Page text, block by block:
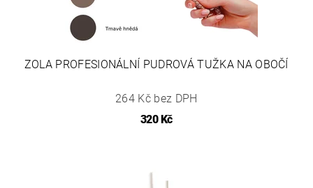
ZOLA PROFESIONÁLNÍ PUDROVÁ TUŽKA NA OBOČÍ
264 Kč bez DPH
320 Kč